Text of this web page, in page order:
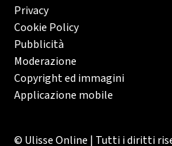
Privacy
Cookie Policy
Pubblicità
Moderazione
Copyright ed immagini
Applicazione mobile
© Ulisse Online | Tutti i diritti